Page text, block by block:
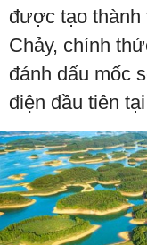
được tạo thành
Chảy, chính
đánh dấu mốc
điện đầu tiên